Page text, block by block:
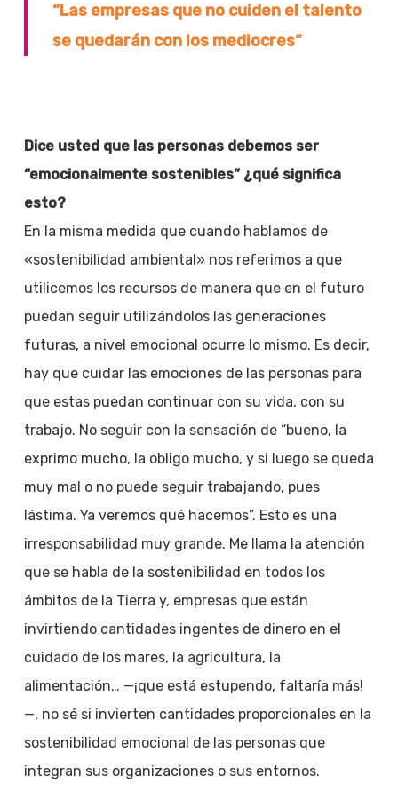
“Las empresas que no cuiden el talento
se quedarán con los mediocres”
Dice usted que las personas debemos ser
“emocionalmente sostenibles” ¿qué significa
esto?
En la misma medida que cuando hablamos de
«sostenibilidad ambiental» nos referimos a que
utilicemos los recursos de manera que en el futuro
puedan seguir utilizándolos las generaciones
futuras, a nivel emocional ocurre lo mismo. Es decir,
hay que cuidar las emociones de las personas para
que estas puedan continuar con su vida, con su
trabajo. No seguir con la sensación de “bueno, la
exprimo mucho, la obligo mucho, y si luego se queda
muy mal o no puede seguir trabajando, pues
lástima. Ya veremos qué hacemos”. Esto es una
irresponsabilidad muy grande. Me llama la atención
que se habla de la sostenibilidad en todos los
ámbitos de la Tierra y, empresas que están
invirtiendo cantidades ingentes de dinero en el
cuidado de los mares, la agricultura, la
alimentación… —¡que está estupendo, faltaría más!
—, no sé si invierten cantidades proporcionales en la
sostenibilidad emocional de las personas que
integran sus organizaciones o sus entornos.